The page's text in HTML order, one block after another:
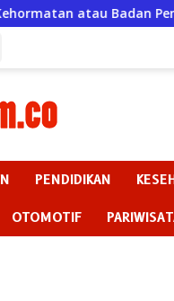
? “Ketika Ketua
PENDIDIKAN
OTOMOTIF